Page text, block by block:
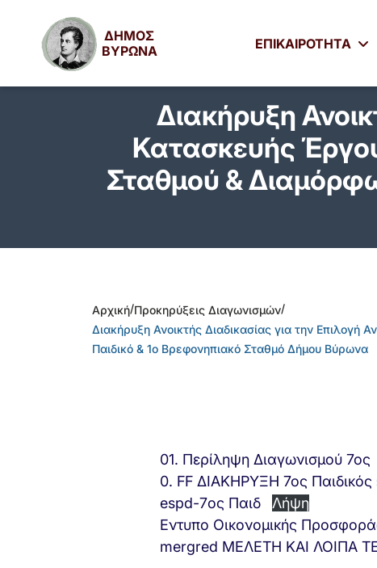
ΔΗΜΟΣ
ΒΥΡΩΝΑ
ΕΠΙΚΑΙΡΟΤΗΤΑ
Διακήρυξη
Κατασκευής
Σταθμού &
Αρχική/Προκηρύξεις Διαγωνισμών/
Διακήρυξη Ανοικτής Διαδικασίας για την
Παιδικό & 1ο Βρεφονηπιακό Σταθμό Δήμου Βύρωνα
01. Περίληψη Διαγωνισμού 7ος
0. FF ΔΙΑΚΗΡΥΞΗ 7ος
espd-7ος Παιδ
Λήψη
Εντυπο Οικονομικής
mergred ΜΕΛΕΤΗ ΚΑΙ ΛΟΙΠΑ